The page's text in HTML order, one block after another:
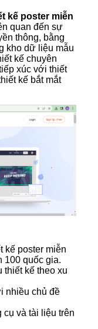
kế poster miễn
quan đến sự
thông, bằng
kho dữ liệu mẫu
kế chuyên
xúc với thiết
kế bắt mắt
kế poster miễn
100 quốc gia.
thiết kế theo xu
nhiều chủ đề
cụ và tài liệu trên